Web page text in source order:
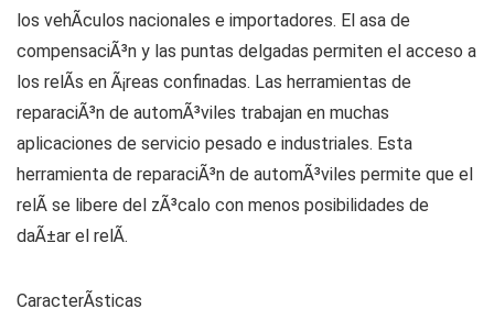
los vehÃ­culos nacionales e importadores. El asa de
compensaciÃ³n y las puntas delgadas permiten el acceso a
los relÃs en Ã¡reas confinadas. Las herramientas de
reparaciÃ³n de automÃ³viles trabajan en muchas
aplicaciones de servicio pesado e industriales. Esta
herramienta de reparaciÃ³n de automÃ³viles permite que el
relÃ se libere del zÃ³calo con menos posibilidades de
daÃ±ar el relÃ.
CaracterÃ­sticas